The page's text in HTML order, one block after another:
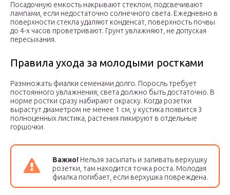
Посадочную емкость накрывают стеклом, подсвечивают
лампами, если недостаточно солнечного света. Ежедневно в
поверхности стекла удаляют конденсат, поверхность почвы
до 4-х часов проветривают. Грунт увлажняют, не допуская
пересыхания.
Правила ухода за молодыми ростками
Размножать фиалки семенами долго. Поросль требует
постоянного увлажнения, света должно быть достаточно. В
норме ростки сразу набирают окраску. Когда розетки
вырастут диаметром не менее 1 см, у кустика появится 3
полноценных листика, растения пикируют в отдельные
горшочки.
Важно! Нельзя засыпать и заливать верхушку
розетки, там находится точка роста. Молодая
фиалка погибает, если верхушка повреждена.